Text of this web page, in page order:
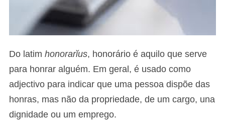
Do latim honorarĭus, honorário é aquilo que serve
para honrar alguém. Em geral, é usado como
adjectivo para indicar que uma pessoa dispõe das
honras, mas não da propriedade, de um cargo, una
dignidade ou um emprego.